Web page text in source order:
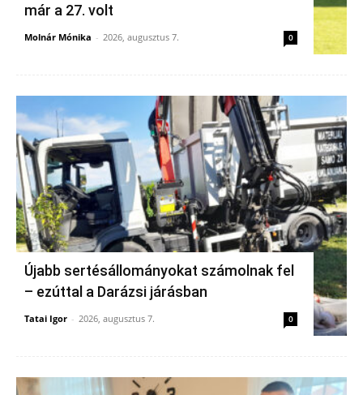
már a 27. volt
Molnár Mónika - 2026, augusztus 7. 0
Újabb sertésállományokat számolnak fel
– ezúttal a Darázsi járásban
Tatai Igor - 2026, augusztus 7. 0